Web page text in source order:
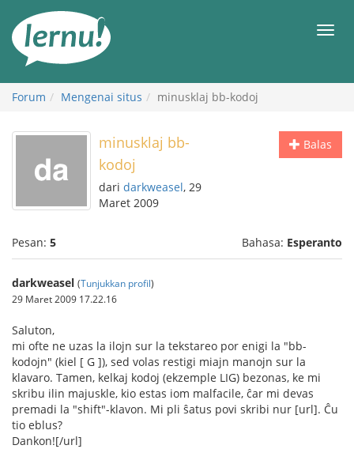
daftar
Forum Mengenai situs minusklaj bb-kodoj
Balas
minusklaj bb-
kodoj
dari darkweasel, 29
Maret 2009
Pesan: 5 Bahasa: Esperanto
darkweasel (Tunjukkan profil)
29 Maret 2009 17.22.16
Saluton,
mi ofte ne uzas la ilojn sur la tekstareo por enigi la "bb-
kodojn" (kiel [ G ]), sed volas restigi miajn manojn sur la
klavaro. Tamen, kelkaj kodoj (ekzemple LIG) bezonas, ke mi
skribu ilin majuskle, kio estas iom malfacile, ĉar mi devas
premadi la "shift"-klavon. Mi pli ŝatus povi skribi nur [url]. Ĉu
tio eblus?
Dankon![/url]